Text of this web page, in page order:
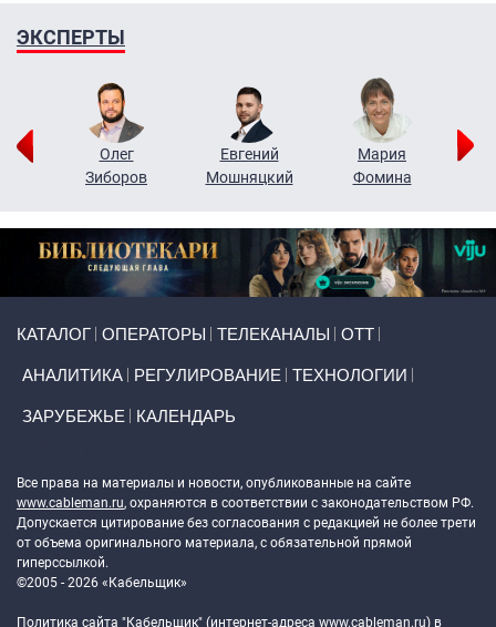
ЭКСПЕРТЫ
Олег
Зиборов
Евгений
Мошняцкий
Мария
Фомина
КАТАЛОГ ОПЕРАТОРЫ ТЕЛЕКАНАЛЫ ОТТ
АНАЛИТИКА РЕГУЛИРОВАНИЕ ТЕХНОЛОГИИ
ЗАРУБЕЖЬЕ КАЛЕНДАРЬ
Все права на материалы и новости, опубликованные на сайте
www.cableman.ru, охраняются в соответствии с законодательством РФ.
Допускается цитирование без согласования с редакцией не более трети
от объема оригинального материала, с обязательной прямой
гиперссылкой.
©2005 - 2026 «Кабельщик»
Политика сайта "Кабельщик" (интернет-адреса www.cableman.ru) в